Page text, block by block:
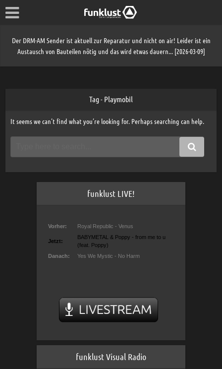
Der DRM-AM Sender ist aktuell zur Reparatur und nicht on air! Leider ist ein
Austausch von Bauteilen nötig und das wird etwas dauern... [2026-03-09]
Tag - Playmobil
It seems we can’t find what you’re looking for. Perhaps searching can help.
funklust LIVE!
funklust Visual Radio